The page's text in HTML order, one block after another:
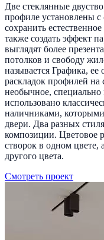
Две стеклянные
профиле установлены
сохранить
также создать эффект
выглядят более
потолков и свободу
называется Графика,
раскладок профилей на
необычное, специально
использовано
наличниками,
двери. Два разных
композиции. Цветовое
створок в одном цвете,
другого цвета.
Смотреть проект